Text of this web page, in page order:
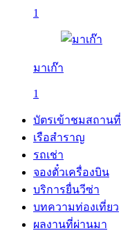
1
มาเก๊า
1
บัตรเข้าชมสถานที่
เรือสำราญ
รถเช่า
จองตั๋วเครื่องบิน
บริการยื่นวีซ่า
บทความท่องเที่ยว
ผลงานที่ผ่านมา